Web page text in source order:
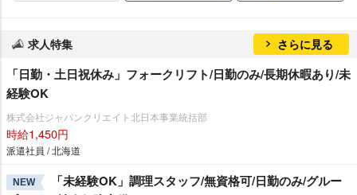
求人特集 さらに見る
「日勤・土日祝休み」フォークリフト/日勤のみ/長期休暇あり/未
経験OK
株式会社ジャパンクリエイト北日本事業統括部
時給1,450円
派遣社員 / 北海道
NEW
「未経験OK」調理スタッフ/無資格可/日勤のみ/グルー